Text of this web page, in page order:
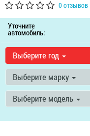
0 отзывов
Уточните
автомобиль:
Выберите год
Выберите марку
Выберите модель